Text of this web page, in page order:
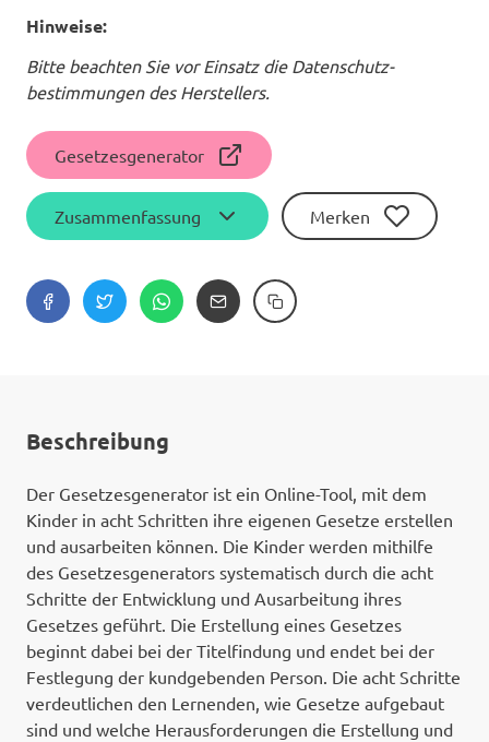
Hinweise:
Bitte beachten Sie vor Einsatz die Daten­schutz­
bestimmungen des Herstellers.
Gesetzesgenerator
Zusammenfassung Merken
Beschreibung
Der Gesetzesgenerator ist ein Online-Tool, mit dem
Kinder in acht Schritten ihre eigenen Gesetze erstellen
und ausarbeiten können. Die Kinder werden mithilfe
des Gesetzesgenerators systematisch durch die acht
Schritte der Entwicklung und Ausarbeitung ihres
Gesetzes geführt. Die Erstellung eines Gesetzes
beginnt dabei bei der Titelfindung und endet bei der
Festlegung der kundgebenden Person. Die acht Schritte
verdeutlichen den Lernenden, wie Gesetze aufgebaut
sind und welche Herausforderungen die Erstellung und